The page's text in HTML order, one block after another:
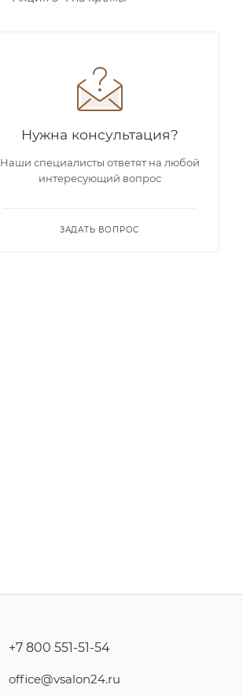
Нужна консультация?
Наши специалисты ответят на любой
интересующий вопрос
ЗАДАТЬ ВОПРОС
+7 800 551-51-54
office@vsalon24.ru